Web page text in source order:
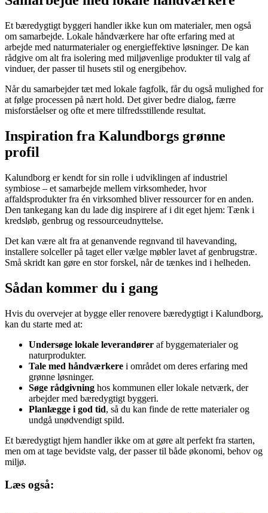
Et bæredygtigt byggeri handler ikke kun om materialer, men også
om samarbejde. Lokale håndværkere har ofte erfaring med at
arbejde med naturmaterialer og energieffektive løsninger. De kan
rådgive om alt fra isolering med miljøvenlige produkter til valg af
vinduer, der passer til husets stil og energibehov.
Når du samarbejder tæt med lokale fagfolk, får du også mulighed for
at følge processen på nært hold. Det giver bedre dialog, færre
misforståelser og ofte et mere tilfredsstillende resultat.
Inspiration fra Kalundborgs grønne
profil
Kalundborg er kendt for sin rolle i udviklingen af industriel
symbiose – et samarbejde mellem virksomheder, hvor
affaldsprodukter fra én virksomhed bliver ressourcer for en anden.
Den tankegang kan du lade dig inspirere af i dit eget hjem: Tænk i
kredsløb, genbrug og ressourceudnyttelse.
Det kan være alt fra at genanvende regnvand til havevanding,
installere solceller på taget eller vælge møbler lavet af genbrugstræ.
Små skridt kan gøre en stor forskel, når de tænkes ind i helheden.
Sådan kommer du i gang
Hvis du overvejer at bygge eller renovere bæredygtigt i Kalundborg,
kan du starte med at:
Undersøge lokale leverandører af byggematerialer og
naturprodukter.
Tale med håndværkere i området om deres erfaring med
grønne løsninger.
Søge rådgivning hos kommunen eller lokale netværk, der
arbejder med bæredygtigt byggeri.
Planlægge i god tid, så du kan finde de rette materialer og
undgå unødvendigt spild.
Et bæredygtigt hjem handler ikke om at gøre alt perfekt fra starten,
men om at tage bevidste valg, der passer til både økonomi, behov og
miljø.
Læs også: